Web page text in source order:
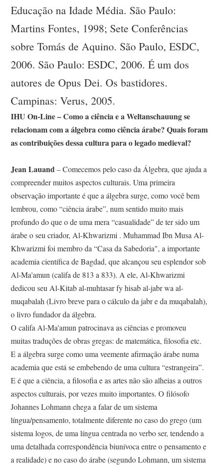
Educação na Idade Média. São Paulo:
Martins Fontes, 1998; Sete Conferências
sobre Tomás de Aquino. São Paulo, ESDC,
2006. São Paulo: ESDC, 2006. É um dos
autores de Opus Dei. Os bastidores.
Campinas: Verus, 2005.
IHU On-Line – Como a ciência e a Weltanschauung se
relacionam com a álgebra como ciência árabe? Quais foram
as contribuições dessa cultura para o legado medieval?
Jean Lauand– Comecemos pelo caso da Álgebra, que ajuda a
compreender muitos aspectos culturais. Uma primeira
observação importante é que a álgebra surge, como você bem
lembrou, como “ciência árabe”, num sentido muito mais
profundo do que o de uma mera “casualidade” de ter sido um
árabe o seu criador, Al-Khwarizmi . Muhammad Ibn Musa Al-
Khwarizmi foi membro da “Casa da Sabedoria", a importante
academia científica de Bagdad, que alcançou seu esplendor sob
Al-Ma'amun (califa de 813 a 833). A ele, Al-Khwarizmi
dedicou seu Al-Kitab al-muhtasar fy hisab al-jabr wa al-
muqabalah (Livro breve para o cálculo da jabr e da muqabalah),
o livro fundador da álgebra.
O califa Al-Ma'amun patrocinava as ciências e promoveu
muitas traduções de obras gregas: de matemática, filosofia etc.
E a álgebra surge como uma veemente afirmação árabe numa
academia que está se embebendo de uma cultura “estrangeira”.
E é que a ciência, a filosofia e as artes não são alheias a outros
aspectos culturais, por vezes muito importantes. O filósofo
Johannes Lohmann chega a falar de um sistema
língua/pensamento, totalmente diferente no caso do grego (um
sistema logos, de uma língua centrada no verbo ser, tendendo a
uma detalhada correspondência biunívoca entre o pensamento e
a realidade) e no caso do árabe (segundo Lohmann, um sistema